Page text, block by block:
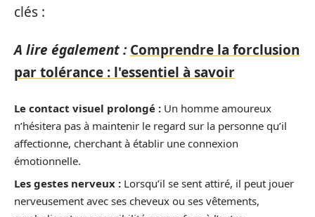
clés :
A lire également : Comprendre la forclusion
par tolérance : l'essentiel à savoir
Le contact visuel prolongé : Un homme amoureux
n’hésitera pas à maintenir le regard sur la personne qu’il
affectionne, cherchant à établir une connexion
émotionnelle.
Les gestes nerveux : Lorsqu’il se sent attiré, il peut jouer
nerveusement avec ses cheveux ou ses vêtements,